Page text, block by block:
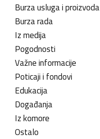
Burza usluga i proizvoda
Burza rada
Iz medija
Pogodnosti
Važne informacije
Poticaji i fondovi
Edukacija
Događanja
Iz komore
Ostalo